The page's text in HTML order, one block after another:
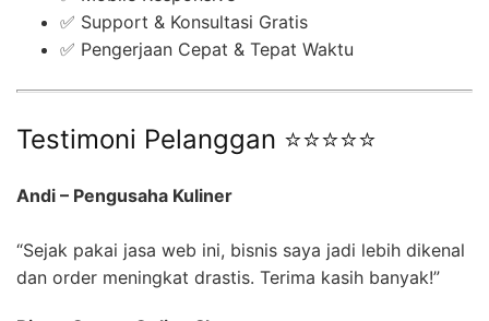
✅ Support & Konsultasi Gratis
✅ Pengerjaan Cepat & Tepat Waktu
Testimoni Pelanggan ⭐⭐⭐⭐⭐
Andi – Pengusaha Kuliner
“Sejak pakai jasa web ini, bisnis saya jadi lebih dikenal
dan order meningkat drastis. Terima kasih banyak!”